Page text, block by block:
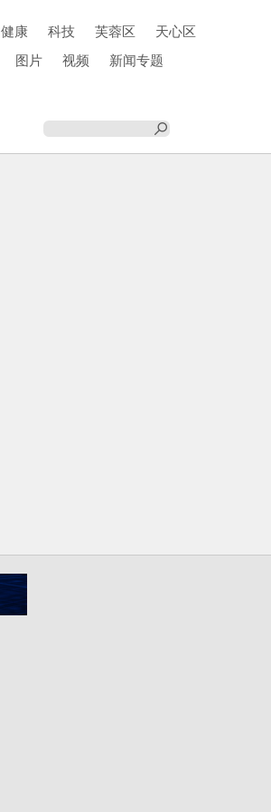
健康 科技 芙蓉区
天心区
图片 视频
新闻专题